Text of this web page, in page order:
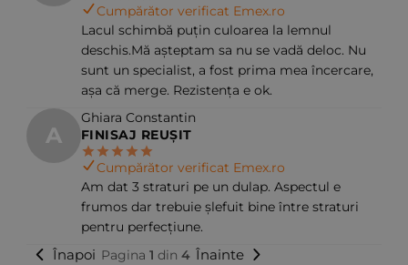
Cumpărător verificat Emex.ro
Lacul schimbă puțin culoarea la lemnul
deschis.Mă așteptam sa nu se vadă deloc. Nu
sunt un specialist, a fost prima mea încercare,
așa că merge. Rezistența e ok.
A
Ghiara Constantin
FINISAJ REUȘIT
Cumpărător verificat Emex.ro
Am dat 3 straturi pe un dulap. Aspectul e
frumos dar trebuie șlefuit bine între straturi
pentru perfecțiune.
Înapoi Pagina 1 din 4 Înainte